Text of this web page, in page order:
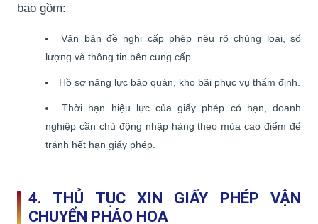
bao gồm:
Văn bản đề nghị cấp phép nêu rõ chủng loại, số
lượng và thông tin bên cung cấp.
Hồ sơ năng lực bảo quản, kho bãi phục vụ thẩm định.
Thời hạn hiệu lực của giấy phép có hạn, doanh
nghiệp cần chủ động nhập hàng theo mùa cao điểm để
tránh hết hạn giấy phép.
4. THỦ TỤC XIN GIẤY PHÉP VẬN
CHUYỂN PHÁO HOA